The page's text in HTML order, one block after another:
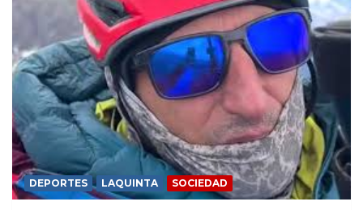
DEPORTES LAQUINTA SOCIEDAD